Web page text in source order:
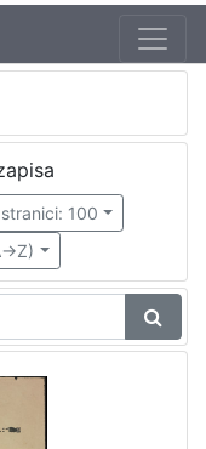
100
>Z)